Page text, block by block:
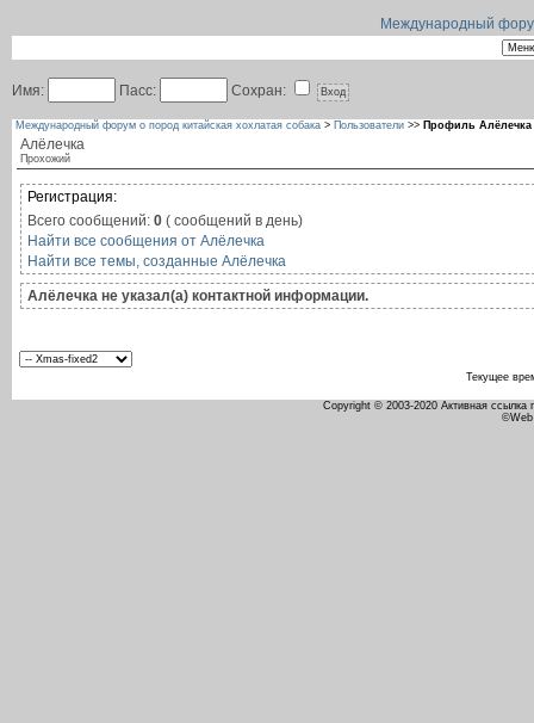
Международный
Имя: Пасс: Сохран:
Международный форум о пород китайская хохлатая собака > Пользователи >> Профиль Алёлечка
Алёлечка
Прохожий
Регистрация:
Всего сообщений: 0 ( сообщений в день)
Найти все сообщения от Алёлечка
Найти все темы, созданные Алёлечка
Алёлечка не указал(а) контактной информации.
Текущее
Copyright © 2003-2020 Активная ссылка